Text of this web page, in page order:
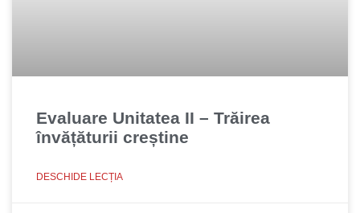
Evaluare Unitatea II – Trăirea
învățăturii creștine
DESCHIDE LECȚIA